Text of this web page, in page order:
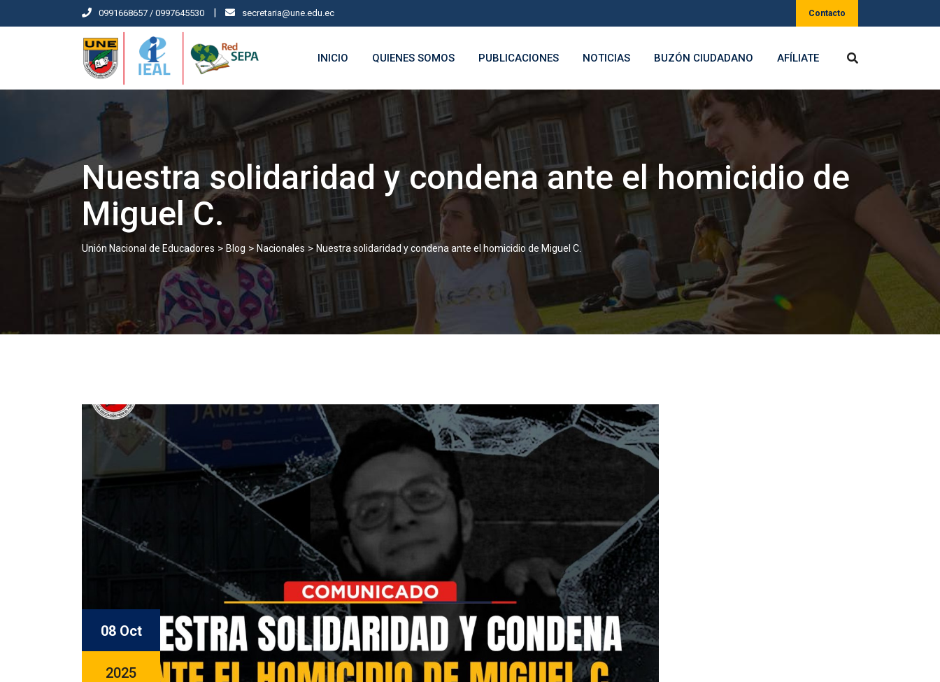
0991668657 / 0997645530 | secretaria@une.edu.ec Contacto
INICIO QUIENES SOMOS PUBLICACIONES NOTICIAS BUZÓN CIUDADANO AFÍLIATE
Nuestra solidaridad y condena ante el homicidio de
Miguel C.
Unión Nacional de Educadores > Blog > Nacionales > Nuestra solidaridad y condena ante el homicidio de Miguel C.
08 Oct
2025